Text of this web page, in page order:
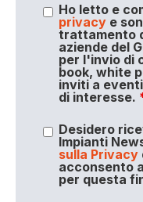
Ho letto e
privacye
trattamento
aziende del
per l'invio di
book, white
inviti a
di interesse.
Desidero
Impianti
sulla Privacy
acconsento
per questa